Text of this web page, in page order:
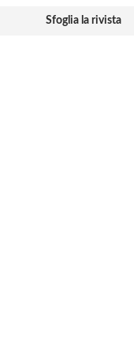
Sfoglia la rivista